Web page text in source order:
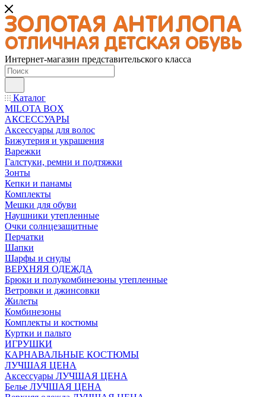
Интернет-магазин представительского класса
Каталог
MILOTA BOX
АКСЕССУАРЫ
Аксессуары для волос
Бижутерия и украшения
Варежки
Галстуки, ремни и подтяжки
Зонты
Кепки и панамы
Комплекты
Мешки для обуви
Наушники утепленные
Очки солнцезащитные
Перчатки
Шапки
Шарфы и снуды
ВЕРХНЯЯ ОДЕЖДА
Брюки и полукомбинезоны утепленные
Ветровки и джинсовки
Жилеты
Комбинезоны
Комплекты и костюмы
Куртки и пальто
ИГРУШКИ
КАРНАВАЛЬНЫЕ КОСТЮМЫ
ЛУЧШАЯ ЦЕНА
Аксессуары ЛУЧШАЯ ЦЕНА
Белье ЛУЧШАЯ ЦЕНА